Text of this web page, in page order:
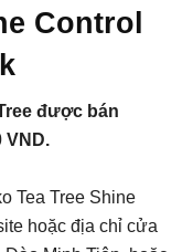
Control
được bán
VND.
Tea Tree Shine
hoặc địa chỉ cửa